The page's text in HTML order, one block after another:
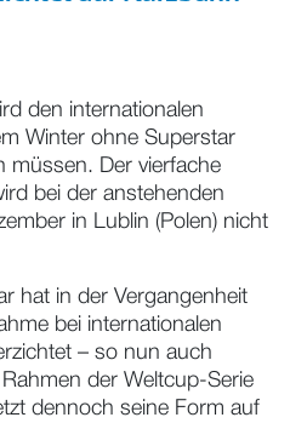
den internationalen
Winter ohne Superstar
müssen. Der vierfache
bei der anstehenden
in Lublin (Polen) nicht
hat in der Vergangenheit
bei internationalen
– so nun auch
der Weltcup-Serie
dennoch seine Form auf